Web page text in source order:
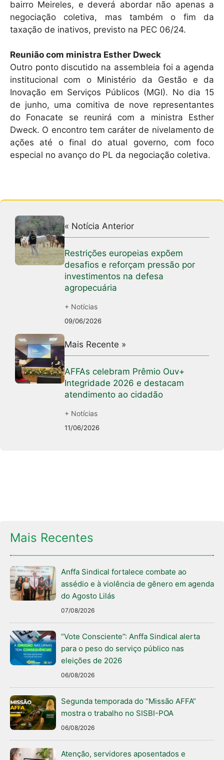
bairro Meireles, e deverá abordar não apenas a
negociação coletiva, mas também o fim da
taxação de inativos, previsto na PEC 06/24.
Reunião com ministra Esther Dweck
Outro ponto discutido na assembleia foi a agenda
institucional com o Ministério da Gestão e da
Inovação em Serviços Públicos (MGI). No dia 15
de junho, uma comitiva de nove representantes
do Fonacate se reunirá com a ministra Esther
Dweck. O encontro tem caráter de nivelamento de
ações até o final do atual governo, com foco
especial no avanço do PL da negociação coletiva.
« Notícia Anterior
Restrições europeias expõem
desafios e reforçam pressão por
investimentos na defesa
agropecuária
+ Notícias
09/06/2026
Mais Recente »
AFFAs celebram Prêmio Ouv+
Integridade 2026 e destacam
atendimento ao cidadão
+ Notícias
11/06/2026
Mais Recentes
Anffa Sindical fortalece combate ao
assédio e à violência de gênero em agenda
do Agosto Lilás
07/08/2026
“Vote Consciente”: Anffa Sindical alerta
para o peso do serviço público nas
eleições de 2026
06/08/2026
Segunda temporada do “Missão AFFA”
mostra o trabalho no SISBI-POA
06/08/2026
Atenção, servidores aposentados e